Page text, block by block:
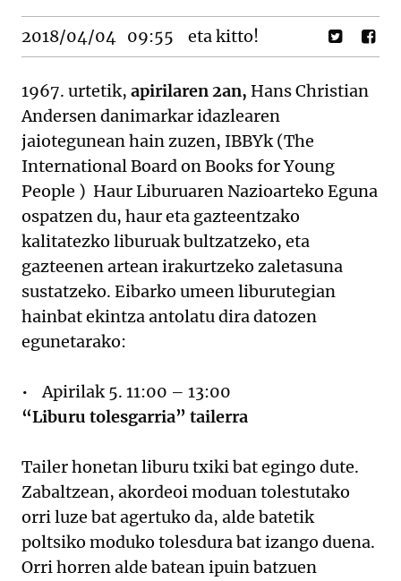
2018/04/04 09:55 eta kitto!
1967. urtetik, apirilaren 2an, Hans Christian
Andersen danimarkar idazlearen
jaiotegunean hain zuzen, IBBYk (The
International Board on Books for Young
People ) Haur Liburuaren Nazioarteko Eguna
ospatzen du, haur eta gazteentzako
kalitatezko liburuak bultzatzeko, eta
gazteenen artean irakurtzeko zaletasuna
sustatzeko. Eibarko umeen liburutegian
hainbat ekintza antolatu dira datozen
egunetarako:
• Apirilak 5. 11:00 – 13:00
“Liburu tolesgarria” tailerra
Tailer honetan liburu txiki bat egingo dute.
Zabaltzean, akordeoi moduan tolestutako
orri luze bat agertuko da, alde batetik
poltsiko moduko tolesdura bat izango duena.
Orri horren alde batean ipuin batzuen